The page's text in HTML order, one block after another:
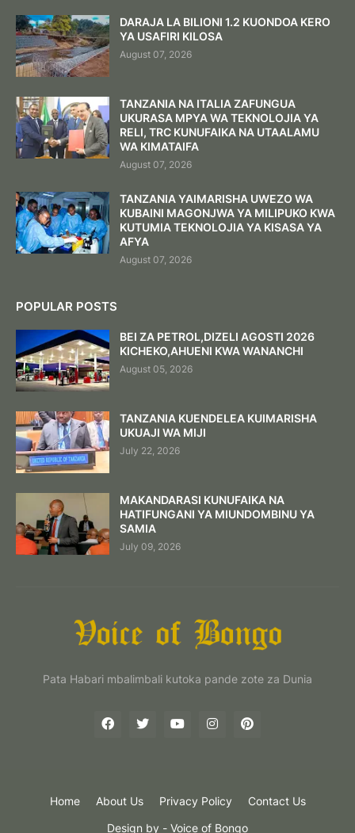
DARAJA LA BILIONI 1.2 KUONDOA KERO
YA USAFIRI KILOSA
August 07, 2026
TANZANIA NA ITALIA ZAFUNGUA
UKURASA MPYA WA TEKNOLOJIA YA
RELI, TRC KUNUFAIKA NA UTAALAMU
WA KIMATAIFA
August 07, 2026
TANZANIA YAIMARISHA UWEZO WA
KUBAINI MAGONJWA YA MILIPUKO KWA
KUTUMIA TEKNOLOJIA YA KISASA YA
AFYA
August 07, 2026
POPULAR POSTS
BEI ZA PETROL,DIZELI AGOSTI 2026
KICHEKO,AHUENI KWA WANANCHI
August 05, 2026
TANZANIA KUENDELEA KUIMARISHA
UKUAJI WA MIJI
July 22, 2026
MAKANDARASI KUNUFAIKA NA
HATIFUNGANI YA MIUNDOMBINU YA
SAMIA
July 09, 2026
Pata Habari mbalimbali kutoka pande zote za Dunia
Design by - Voice of Bongo
Home About Us Privacy Policy Contact Us